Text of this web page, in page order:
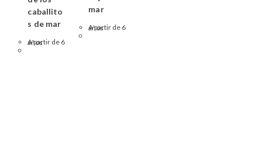
caballito
s de mar
A partir de 6 años
mar
A partir de 6 años